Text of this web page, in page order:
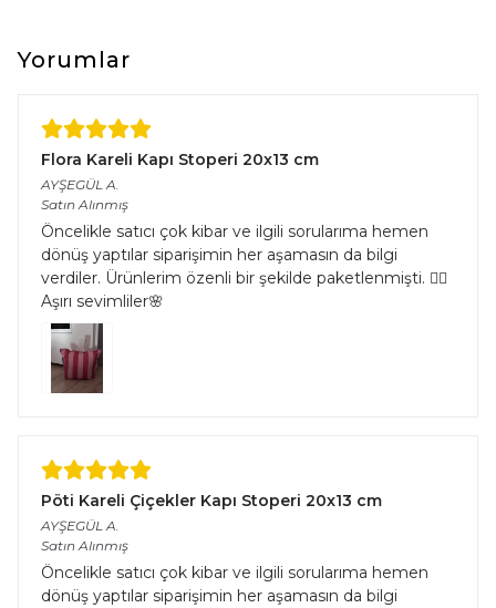
Yorumlar
Flora Kareli Kapı Stoperi 20x13 cm
AYŞEGÜL A.
Satın Alınmış
Öncelikle satıcı çok kibar ve ilgili sorularıma hemen
dönüş yaptılar siparişimin her aşamasın da bilgi
verdiler. Ürünlerim özenli bir şekilde paketlenmişti. 👌🏻
Aşırı sevimliler🌸
Pöti Kareli Çiçekler Kapı Stoperi 20x13 cm
AYŞEGÜL A.
Satın Alınmış
Öncelikle satıcı çok kibar ve ilgili sorularıma hemen
dönüş yaptılar siparişimin her aşamasın da bilgi